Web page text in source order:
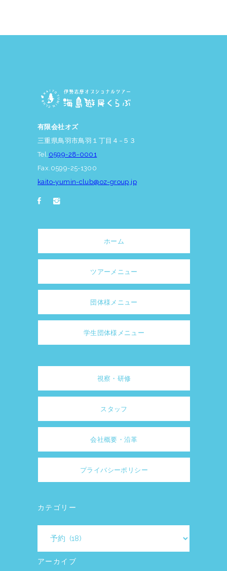
有限会社オズ
三重県鳥羽市鳥羽１丁目４−５３
Tel. 0599-28-0001
Fax.0599-25-1300
kaito-yumin-club@oz-group.jp
ホーム
ツアーメニュー
団体様メニュー
学生団体様メニュー
視察・研修
スタッフ
会社概要・沿革
プライバシーポリシー
カテゴリー
アーカイブ